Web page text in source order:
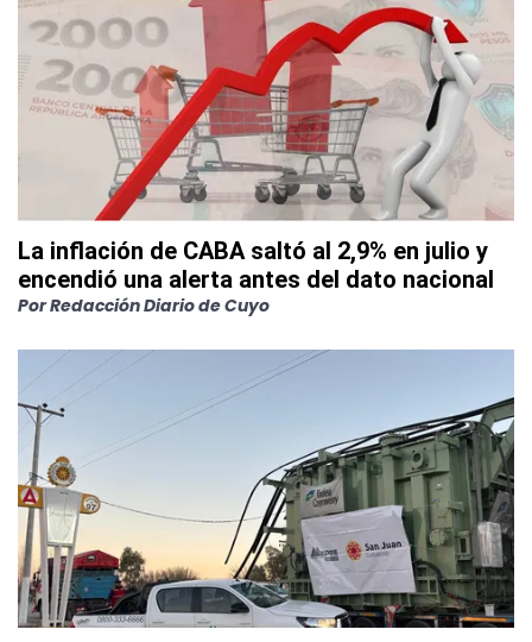
La inflación de CABA saltó al 2,9% en julio y
encendió una alerta antes del dato nacional
PorRedacción Diario de Cuyo